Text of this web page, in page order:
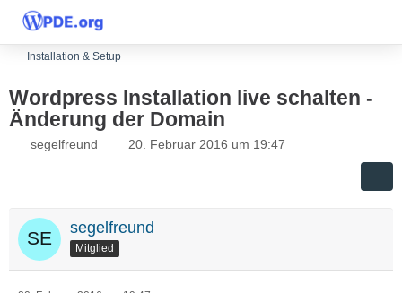
Installation & Setup
Wordpress Installation live schalten -
Änderung der Domain
segelfreund 20. Februar 2016 um 19:47
segelfreund
Mitglied